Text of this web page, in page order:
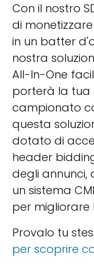
Con il nostro
di
in un batter
nostra
All-In-One
porterà la tua
campionato
questa
dotato di
header
degli annunci,
un sistema
per
Provalo tu
per scoprire